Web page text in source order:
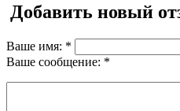
Добавить новый
Ваше имя: *
Ваше сообщение: *